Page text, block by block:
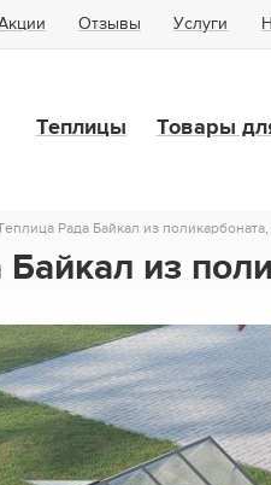
Отзывы Услуги
Теплицы Товары
Рада Байкал из
из